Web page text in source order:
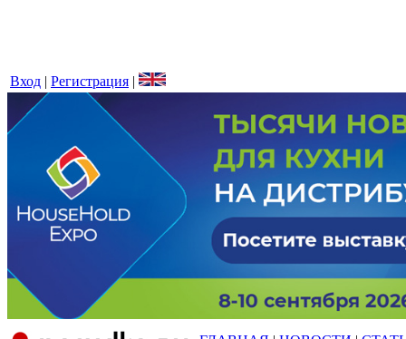
Вход | Регистрация |